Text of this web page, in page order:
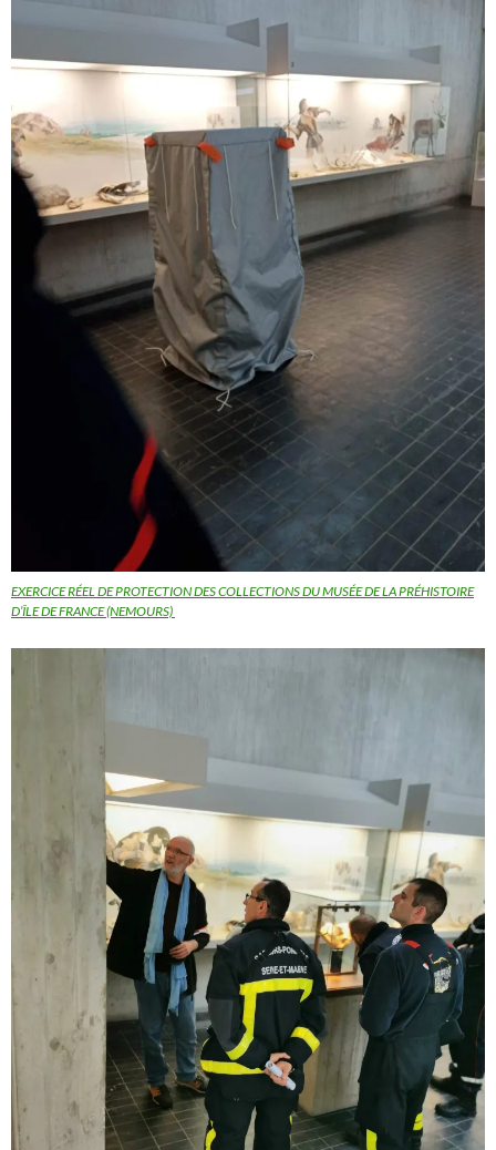
EXERCICE RÉEL DE PROTECTION DES COLLECTIONS DU MUSÉE DE LA PRÉHISTOIRE
D’ÎLE DE FRANCE (NEMOURS)